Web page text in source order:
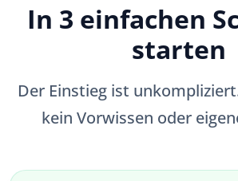
In 3 einfachen
starten
Der Einstieg ist
kein Vorwissen oder